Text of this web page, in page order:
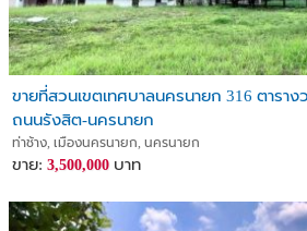
ขายที่สวนเขตเทศบาลนครนายก 316 ตาราง
ถนนรังสิต-นครนายก
ท่าช้าง, เมืองนครนายก, นครนายก
ขาย: 3,500,000 บาท